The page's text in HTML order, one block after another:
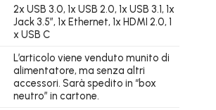
2x USB 3.0, 1x USB 2.0, 1x USB 3.1, 1x
Jack 3.5″, 1x Ethernet, 1x HDMI 2.0, 1
x USB C
L’articolo viene venduto munito di
alimentatore, ma senza altri
accessori. Sarà spedito in “box
neutro” in cartone.